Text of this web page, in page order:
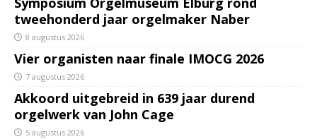
tweehonderd jaar orgelmaker Naber
8 augustus 2026
Vier organisten naar finale IMOCG 2026
7 augustus 2026
Akkoord uitgebreid in 639 jaar durend
orgelwerk van John Cage
5 augustus 2026